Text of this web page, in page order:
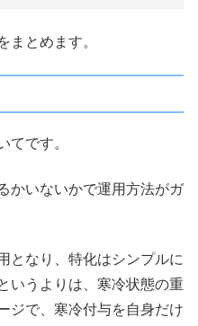
まとめます。
てです。
かいないかで運用方法がガ
となり、特化はシンプルに
いうよりは、寒冷状態の重
ジで、寒冷付与を自身だけ